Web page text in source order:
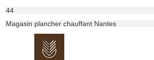
44
Magasin plancher chauffant Nantes